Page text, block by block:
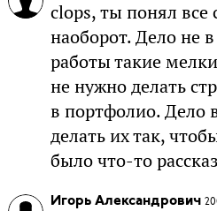
clops, ты понял все
наоборот. Дело не
работы такие
не нужно делать
в портфолио. Дело
делать их так,
было что-то
Игорь Александрович